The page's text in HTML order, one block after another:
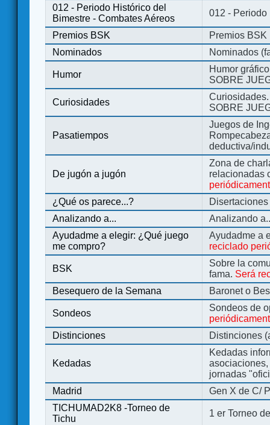
012 - Periodo Histórico del
Bimestre - Combates Aéreos
012 - Periodo
Premios BSK
Premios BSK
Nominados
Nominados
Humor
Humor
SOBRE
Curiosidades
SOBRE
Pasatiempos
Juegos de
deductiva/
De jugón a jugón
Zona de
relacionadas
¿Qué os parece...?
Analizando a...
Analizando
Ayudadme a elegir: ¿Qué juego
me compro?
Ayudadme a
reciclado
BSK
Sobre la
fama. Será
Besequero de la Semana
Baronet o
Sondeos
Sondeos de
Distinciones
Distinciones
Kedadas
Kedadas
jornadas
Madrid
Gen X de C/
TICHUMAD2K8 -Torneo de
Tichu
1 er Torneo